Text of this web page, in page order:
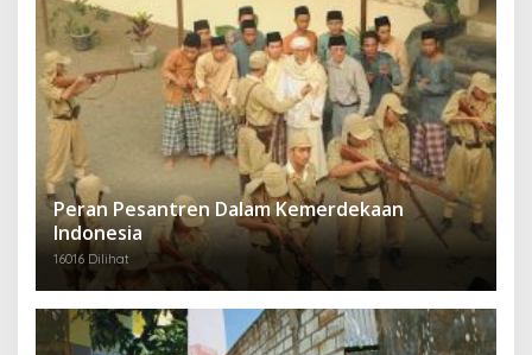
Peran Pesantren Dalam Kemerdekaan
Indonesia
16016 Dilihat